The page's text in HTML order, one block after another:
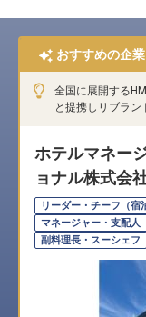
採用を
おすすめの企業
全国に展開する
と提携しリブラン
ホテルマネー
ョナル株式会
リーダー・チーフ（宿
マネージャー・支配人
副料理長・スーシェフ